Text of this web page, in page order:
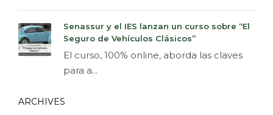
Senassur y el IES lanzan un curso sobre “El
Seguro de Vehículos Clásicos”
El curso, 100% online, aborda las claves
para a...
ARCHIVES